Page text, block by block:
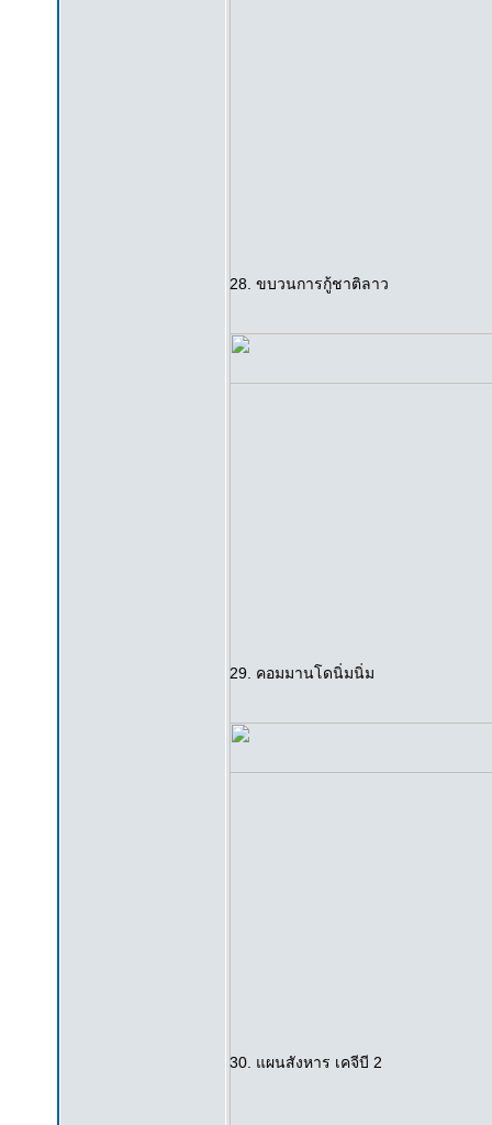
28. ขบวนการกู้ชาติลาว
29. คอมมานโดนิ่มนิ่ม
30. แผนสังหาร เคจีบี 2